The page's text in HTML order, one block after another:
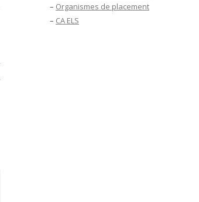
– Organismes de placement
– CA ELS